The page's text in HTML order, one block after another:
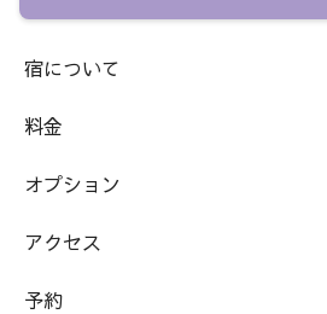
宿について
料金
オプション
アクセス
予約